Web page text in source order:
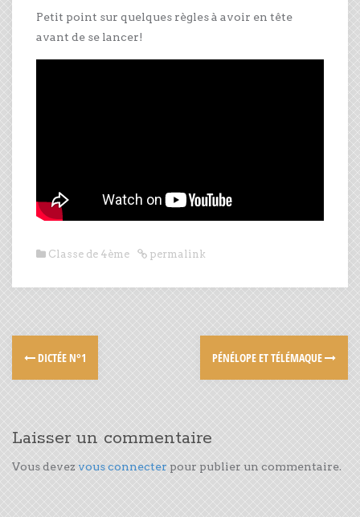
Petit point sur quelques règles à avoir en tête
avant de se lancer!
Classe de 4ème permalink
DICTÉE N°1 PÉNÉLOPE ET TÉLÉMAQUE
Laisser un commentaire
Vous devez vous connecter pour publier un commentaire.